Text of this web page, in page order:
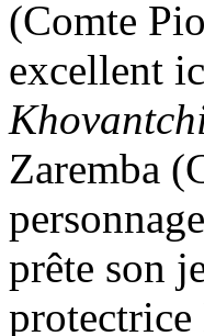
(Comte
excellent
Zaremba
prête son